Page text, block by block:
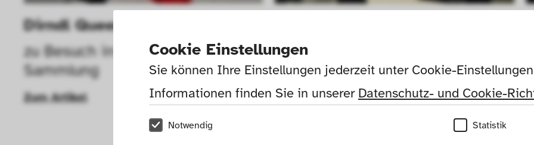
Cookie Einstellungen
Sie können Ihre Einstellungen jederzeit unter Cookie-
Informationen finden Sie in unserer Datenschutz- und Cookie-
Notwendig Statistik
Dirndl Queen on Wheels
zu Besuch in der Neuen
Sammlung
Zum Artikel
5.10.1990 – 31.01.2014
Museumsdirektor Die Neue
Sammlung